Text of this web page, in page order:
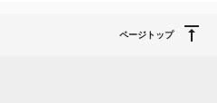
ページトップ